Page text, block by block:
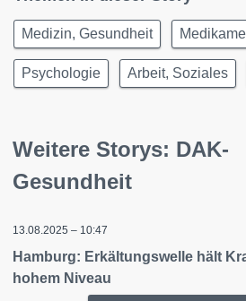
Medizin, Gesundheit
Psychologie Arbeit, Soziales
Weitere Storys: DAK-
Gesundheit
13.08.2025 – 10:47
Hamburg: Erkältungswelle hält
hohem Niveau